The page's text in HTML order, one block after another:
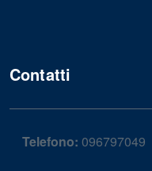
Contatti
Telefono: 096797049